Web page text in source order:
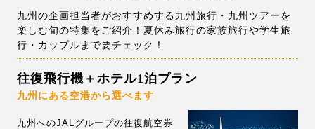
九州の企画担当者がおすすめする九州旅行・九州ツアーを
楽しむ旬の特集をご紹介！夏休み旅行の家族旅行や学生旅
行・カップルまで要チェック！
往復飛行機＋ホテル1泊プラン
九州にある空港から選べます
九州へのJALグループの往復航空券